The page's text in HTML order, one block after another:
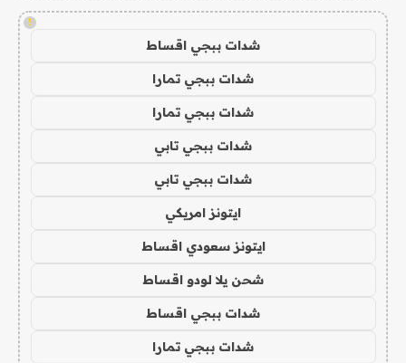
!
شدات ببجي اقساط
شدات ببجي تمارا
شدات ببجي تمارا
شدات ببجي تابي
شدات ببجي تابي
ايتونز امريكي
ايتونز سعودي اقساط
شحن يلا لودو اقساط
شدات ببجي اقساط
شدات ببجي تمارا